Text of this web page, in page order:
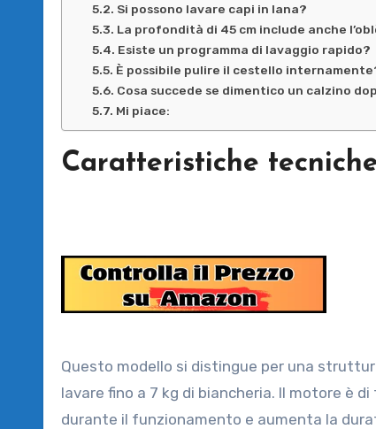
Si possono lavare capi in lana?
La profondità di 45 cm include anche
Esiste un programma di lavaggio rapido?
È possibile pulire il cestello
Cosa succede se dimentico un calzino
Mi piace:
Caratteristiche
Questo modello si distingue per una
lavare fino a 7 kg di biancheria. Il motore è
durante il funzionamento e aumenta la